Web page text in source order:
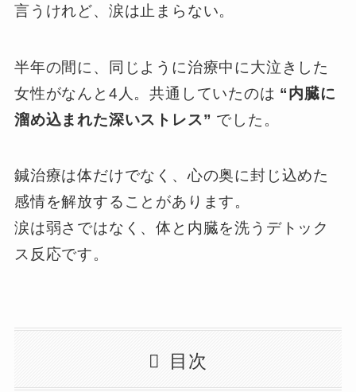
言うけれど、涙は止まらない。
半年の間に、同じように治療中に大泣きした
女性がなんと4人。共通していたのは “内臓に
溜め込まれた深いストレス” でした。
鍼治療は体だけでなく、心の奥に封じ込めた
感情を解放することがあります。
涙は弱さではなく、体と内臓を洗うデトック
ス反応です。
目次